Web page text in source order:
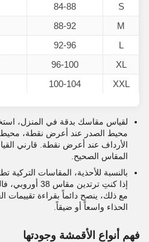
S
84-88
M
88-92
L
92-96
XL
96-100
XXL
100-104
لقياس مقاسك بدقة في المنزل،
محيط الصدر عند أعرض نقطة،
الأرداف عند أعرض نقطة. قارني
المقاس الصحيح.
بالنسبة للأحذية، المقاسات التركية
مع ذلك، ينصح دائماً بقراءة تقييمات
الحذاء واسعاً أو ضيقاً.
فهم أنواع الأقمشة وجودتها